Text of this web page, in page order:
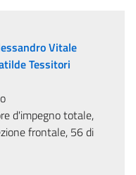
Vitale
Tessitori
d'impegno totale,
frontale, 56 di